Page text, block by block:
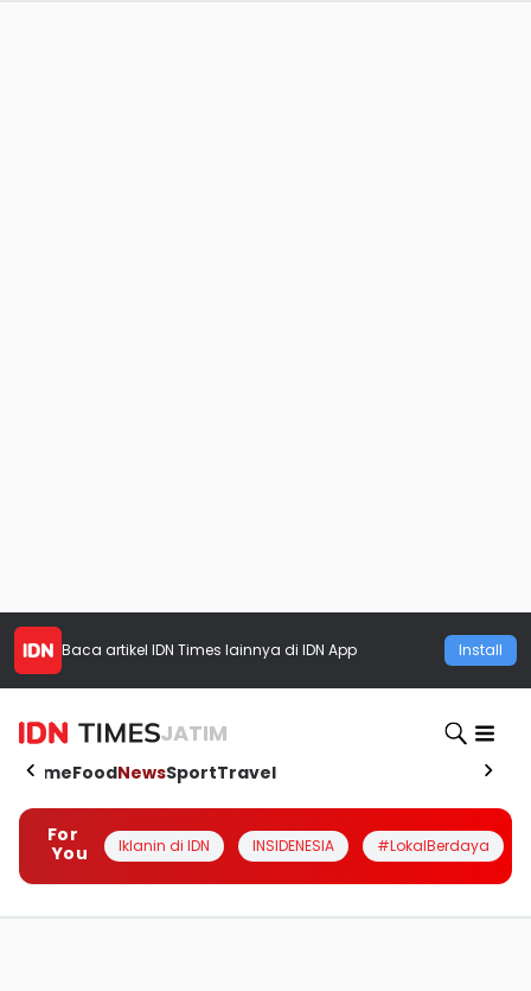
Baca artikel IDN Times lainnya di IDN App Install
JATIM
HomeFoodNewsSportTravel
For
You
Iklanin di IDN INSIDENESIA #LokalBerdaya